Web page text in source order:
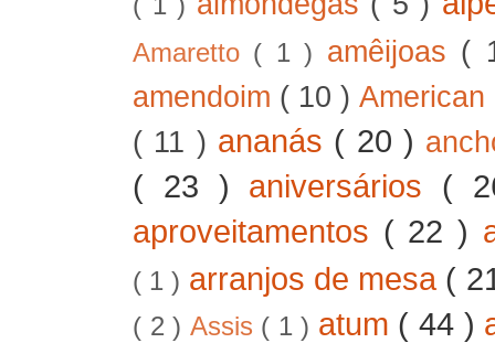
Amaretto ( 1 ) amêijoas (
amendoim ( 10 )
( 11 ) ananás ( 20 )
( 23 ) aniversários (
aproveitamentos ( 22 )
( 1 ) arranjos de mesa (
( 2 ) Assis ( 1 ) atum ( 44 )